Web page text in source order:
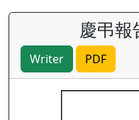
慶弔報
Writer PDF